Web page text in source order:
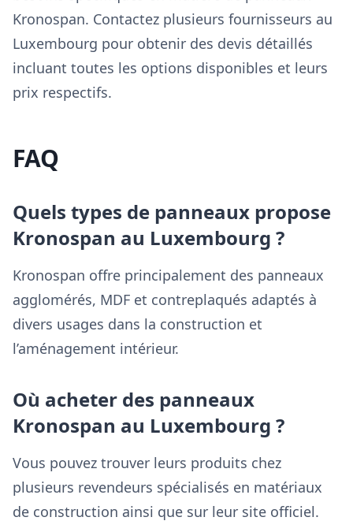
Kronospan. Contactez plusieurs fournisseurs au
Luxembourg pour obtenir des devis détaillés
incluant toutes les options disponibles et leurs
prix respectifs.
FAQ
Quels types de panneaux propose
Kronospan au Luxembourg ?
Kronospan offre principalement des panneaux
agglomérés, MDF et contreplaqués adaptés à
divers usages dans la construction et
l’aménagement intérieur.
Où acheter des panneaux
Kronospan au Luxembourg ?
Vous pouvez trouver leurs produits chez
plusieurs revendeurs spécialisés en matériaux
de construction ainsi que sur leur site officiel.